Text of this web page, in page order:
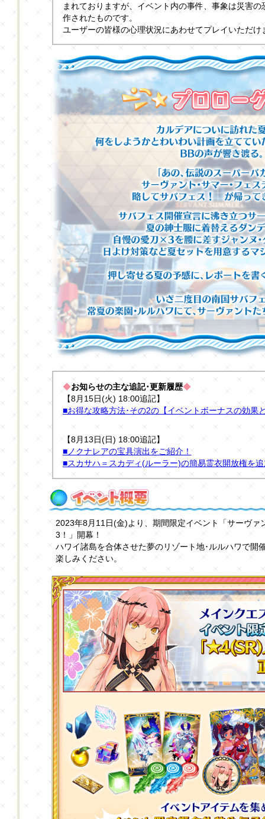
まれておりますが、イベント内の事件、事象は災害
作されたものです。
ユーザーの皆様の心理状況にあわせてプレイいただ
◆お知らせの主な追記･更新履歴◆
【8月15日(火) 18:00追記】
■お得な攻略方法･その2の【イベントボーナスの効果
【8月13日(日) 18:00追記】
■ノクナレアの宝具演出をご紹介！
■スカサハ＝スカディ(ルーラー)の簡易霊衣開放権を
2023年8月11日(金)より、期間限定イベント「サーヴァ
3！」開幕！
ハワイ諸島を合体させた夢のリゾート地･ルルハワで開
楽しみください。